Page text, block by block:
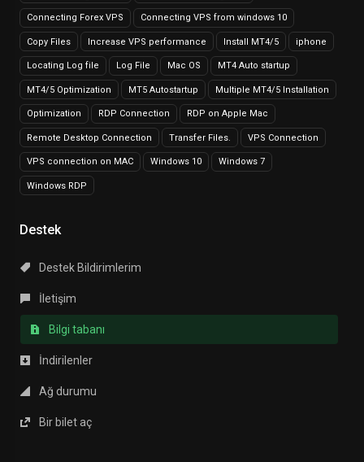
Connecting Forex VPS Connecting VPS from windows 10
Copy Files Increase VPS performance Install MT4/5 iphone
Locating Log file Log File Mac OS MT4 Auto startup
MT4/5 Optimization MT5 Autostartup Multiple MT4/5 Installation
Optimization RDP Connection RDP on Apple Mac
Remote Desktop Connection Transfer Files. VPS Connection
VPS connection on MAC Windows 10 Windows 7
Windows RDP
Destek
Destek Bildirimlerim
İletişim
Bilgi tabanı
İndirilenler
Ağ durumu
Bir bilet aç